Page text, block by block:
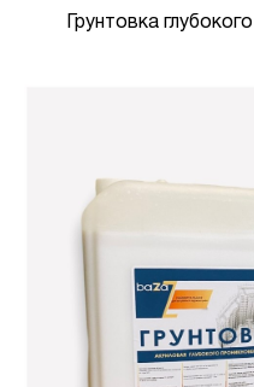
Грунтовка